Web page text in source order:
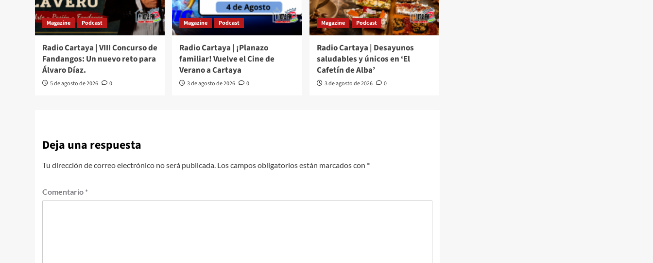
Magazine Podcast
Radio Cartaya | VIII Concurso de
Fandangos: Un nuevo reto para
Álvaro Díaz.
5 de agosto de 2026 0
Magazine Podcast
Radio Cartaya | ¡Planazo
familiar! Vuelve el Cine de
Verano a Cartaya
3 de agosto de 2026 0
Magazine Podcast
Radio Cartaya | Desayunos
saludables y únicos en ‘El
Cafetín de Alba’
3 de agosto de 2026 0
Deja una respuesta
Tu dirección de correo electrónico no será publicada. Los campos obligatorios están marcados con *
Comentario *